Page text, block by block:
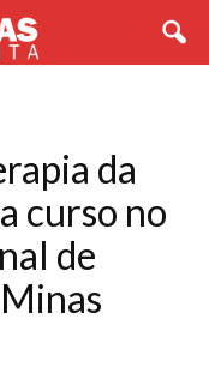
da
curso no
de